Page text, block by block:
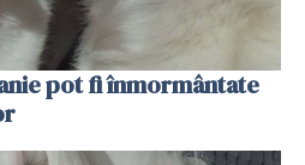
pot fi înmormântate